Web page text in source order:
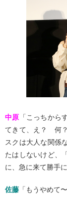
中原 「こっちから
てきて、え？ 何
スクは大人な関係
たはしないけど、
に、急に来て勝手
佐藤 「もうやめて